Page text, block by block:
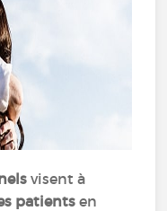
visent à
patients en